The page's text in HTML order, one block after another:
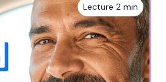
Lecture 2 min